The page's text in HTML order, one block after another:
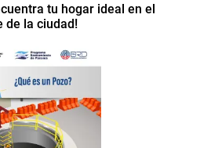
tu hogar ideal en el
de la ciudad!